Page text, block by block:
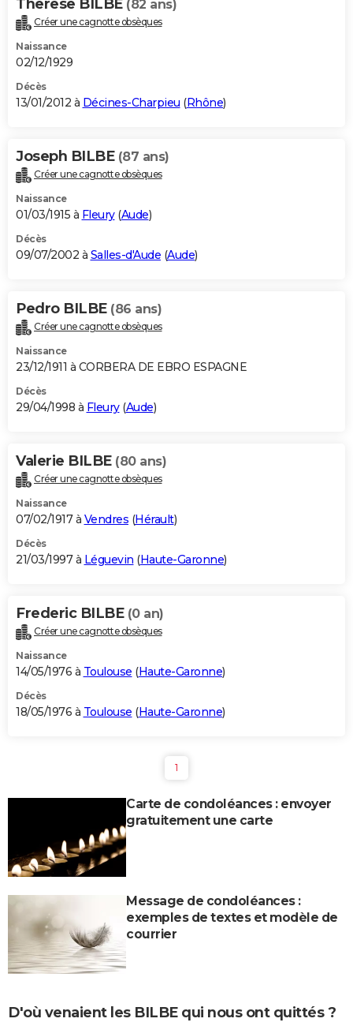
Therese BILBE (82 ans)
Créer une cagnotte obsèques
Naissance
02/12/1929
Décès
13/01/2012 à Décines-Charpieu (Rhône)
Joseph BILBE (87 ans)
Créer une cagnotte obsèques
Naissance
01/03/1915 à Fleury(Aude)
Décès
09/07/2002 à Salles-d'Aude (Aude)
Pedro BILBE (86 ans)
Créer une cagnotte obsèques
Naissance
23/12/1911 à CORBERA DE EBRO ESPAGNE
Décès
29/04/1998 à Fleury(Aude)
Valerie BILBE (80 ans)
Créer une cagnotte obsèques
Naissance
07/02/1917 à Vendres (Hérault)
Décès
21/03/1997 à Léguevin (Haute-Garonne)
Frederic BILBE (0 an)
Créer une cagnotte obsèques
Naissance
14/05/1976 à Toulouse (Haute-Garonne)
Décès
18/05/1976 à Toulouse (Haute-Garonne)
1
Carte de condoléances : envoyer
gratuitement une carte
Message de condoléances :
exemples de textes et modèle de
courrier
D'où venaient les BILBE qui nous ont quittés ?